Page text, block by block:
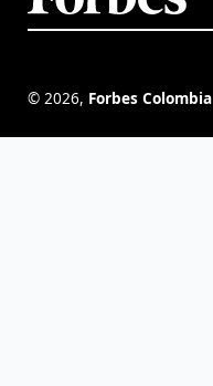
© 2026, Forbes Colombia